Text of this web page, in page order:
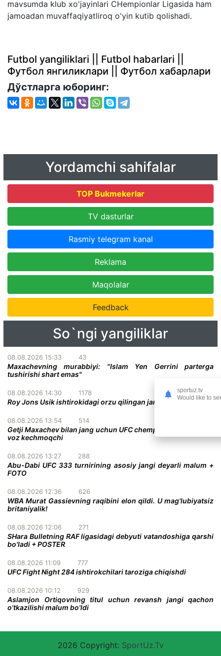
mavsumda klub xo'jayinlari CHempionlar Ligasida ham
jamoadan muvaffaqiyatliroq o'yin kutib qolishadi.
Futbol yangiliklari || Futbol habarlari ||
Футбол янгиликлари || Футбол хабарлари
Дўстларга юборинг:
Yordamchi sahifalar
TOP Bukmekerlar
TV dasturlar
Rasmiy telegram kanal
Reklama
Maqolalar
Feedback
So`ngi yangiliklar
08.08.2026 15:33 43
Maxachevning murabbiyi: "Islam Yen Gerrini parterga
tushirishi shart emas"
08.08.2026 14:30 1178
Roy Jons Usik ishtirokidagi orzu qilingan jang haqida gapirdi
08.08.2026 13:54 514
Getji Maxachev bilan jang uchun UFC chempionlik kamaridan
voz kechmoqchi
08.08.2026 13:27 288
Abu-Dabi UFC 333 turnirining asosiy jangi deyarli malum +
FOTO
08.08.2026 12:36 626
WBA Murat Gassievning raqibini elon qildi. U mag'lubiyatsiz
britaniyalik!
08.08.2026 12:06 271
SHara Bulletning RAF ligasidagi debyuti vatandoshiga qarshi
bo'ladi + POSTER
08.08.2026 11:09 777
UFC Fight Night 284 ishtirokchilari taroziga chiqishdi
08.08.2026 10:12 929
Aslamjon Ortiqovning titul uchun revansh jangi qachon
o'tkazilishi malum bo'ldi
2026 Copyright: SportUz.Tv
sportuz.tv
Would like to